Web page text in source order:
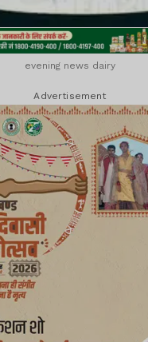
evening news dairy
Advertisement